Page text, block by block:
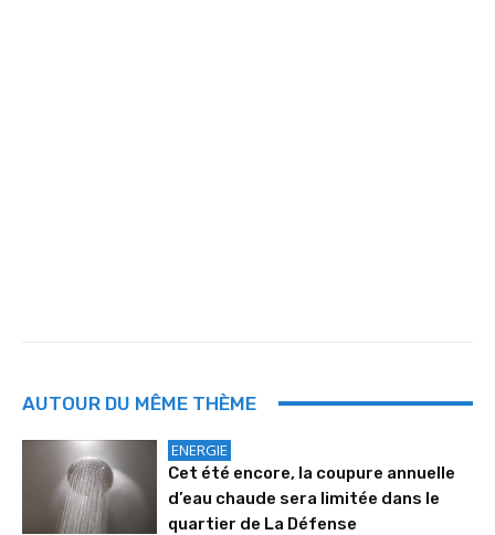
AUTOUR DU MÊME THÈME
ENERGIE
Cet été encore, la coupure annuelle
d’eau chaude sera limitée dans le
quartier de La Défense